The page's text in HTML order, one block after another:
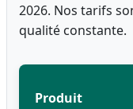
2026. Nos tarifs
qualité constante.
Produit